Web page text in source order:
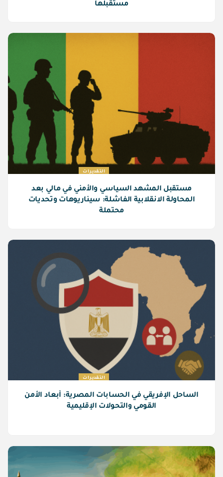
مستقبلها
التقديرات
مستقبل المشهد السياسي والأمني في مالي بعد
المحاولة الانقلابية الفاشلة: سيناريوهات وتحديات
محتملة
التقديرات
الساحل الإفريقي في الحسابات المصرية: أبعاد الأمن
القومي والتحولات الإقليمية